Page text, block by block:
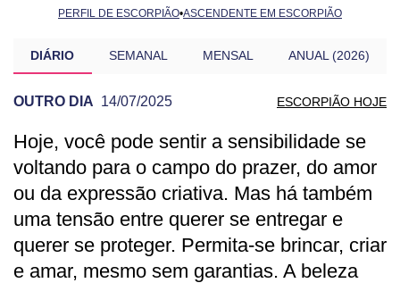
PERFIL DE ESCORPIÃO•ASCENDENTE EM ESCORPIÃO
DIÁRIO SEMANAL MENSAL ANUAL (2026)
OUTRO DIA 14/07/2025 ESCORPIÃO HOJE
PREVISÃO DE ESCORPIÃO PARA
Hoje, você pode sentir a sensibilidade se
voltando para o campo do prazer, do amor
ou da expressão criativa. Mas há também
uma tensão entre querer se entregar e
querer se proteger. Permita-se brincar, criar
e amar, mesmo sem garantias. A beleza